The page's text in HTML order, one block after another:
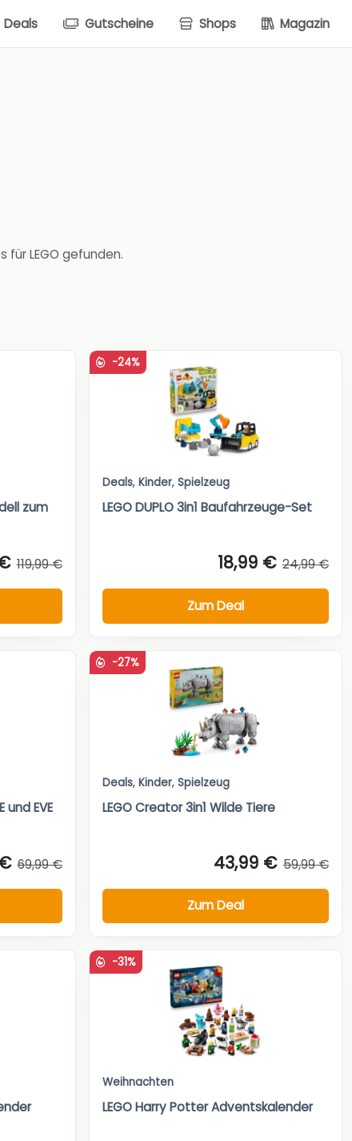
Deals Gutscheine Shops Magazin
für LEGO gefunden.
zum
119,99 €
-24%
Deals, Kinder, Spielzeug
LEGO DUPLO 3in1 Baufahrzeuge-Set
18,99 € 24,99 €
Zum Deal
und EVE
69,99 €
-27%
Deals, Kinder, Spielzeug
LEGO Creator 3in1 Wilde Tiere
43,99 € 59,99 €
Zum Deal
-31%
Weihnachten
LEGO Harry Potter Adventskalender